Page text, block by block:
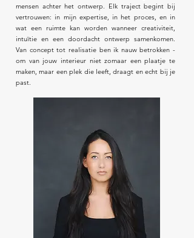
mensen achter het ontwerp. Elk traject begint bij
vertrouwen: in mijn expertise, in het proces, en in
wat een ruimte kan worden wanneer creativiteit,
intuïtie en een doordacht ontwerp samenkomen.
Van concept tot realisatie ben ik nauw betrokken -
om van jouw interieur niet zomaar een plaatje te
maken, maar een plek die leeft, draagt en echt bij je
past.